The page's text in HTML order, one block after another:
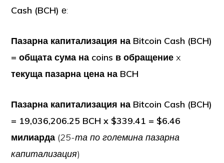
Cash (BCH) е:
Пазарна капитализация на Bitcoin Cash (BCH)
= общата сума на coins в обращениеx
текуща пазарна цена на BCH
Пазарна капитализация на Bitcoin Cash (BCH)
= 19,036,206.25 BCH x $339.41 = $6.46
милиарда (25-та по големина пазарна
капитализация)